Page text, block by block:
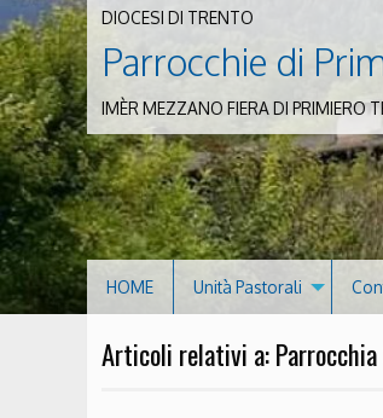
DIOCESI DI TRENTO
Parrocchie di
IMÈR MEZZANO FIERA DI
HOME Unità Pastorali
Articoli relativi a: Parrocchia